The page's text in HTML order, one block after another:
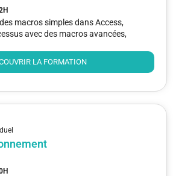
macros simples dans Access,
avec des macros avancées,
LA FORMATION